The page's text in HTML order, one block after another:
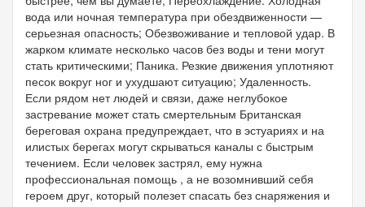
вода или ночная температура при обездвиженности —
серьезная опасность; Обезвоживание и тепловой удар. В
жарком климате несколько часов без воды и тени могут
стать критическими; Паника. Резкие движения уплотняют
песок вокруг ног и ухудшают ситуацию; Удаленность.
Если рядом нет людей и связи, даже неглубокое
застревание может стать смертельным Британская
береговая охрана предупреждает, что в эстуариях и на
илистых берегах могут скрываться каналы с быстрым
течением. Если человек застрял, ему нужна
профессиональная помощь , а не возомнивший себя
героем друг, который полезет спасать без снаряжения и